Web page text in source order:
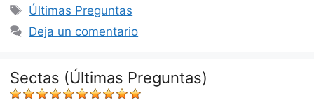
Etiquetas
Últimas Preguntas
Deja un comentario
Sectas (Últimas Preguntas)